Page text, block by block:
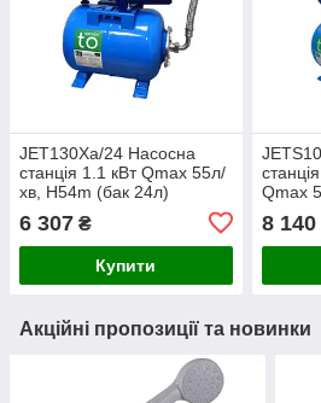
JET130Ха/24 Насосна
станція 1.1 кВт Qmax 55л/
хв, H54m (бак 24л)
6 307 ₴
Купити
Qmax
8 140
Акційні пропозиції та новинки